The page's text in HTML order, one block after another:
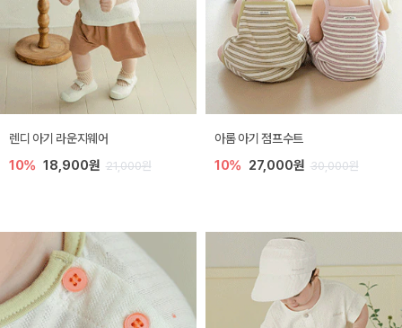
렌디 아기 라운지웨어
10% 18,900원 21,000원
아롬 아기 점프수트
10% 27,000원 30,000원